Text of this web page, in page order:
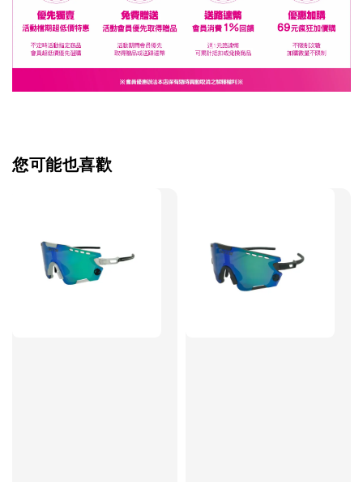
您可能也喜歡